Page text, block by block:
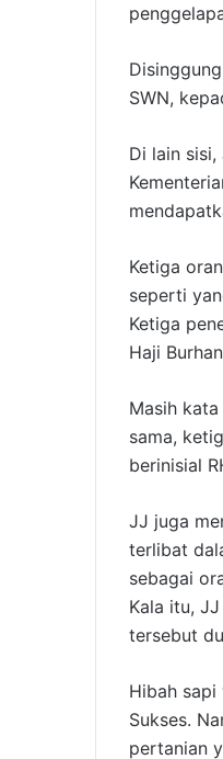
SWN,
Di lain
Ketiga
seperti
Ketiga
Haji
Masih
sama,
berinisial
JJ juga
terlibat
sebagai
Kala itu,
tersebut
Hibah
Sukses.
pertanian